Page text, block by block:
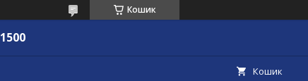
Кошик
Кошик